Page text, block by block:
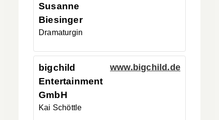
Susanne
Biesinger
Dramaturgin
bigchild
Entertainment
GmbH
Kai Schöttle
www.bigchild.de